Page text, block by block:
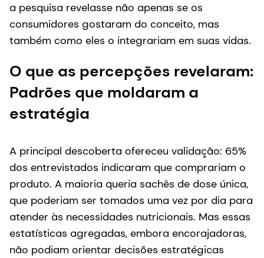
a pesquisa revelasse não apenas se os
consumidores gostaram do conceito, mas
também como eles o integrariam em suas vidas.
O que as percepções revelaram:
Padrões que moldaram a
estratégia
A principal descoberta ofereceu validação: 65%
dos entrevistados indicaram que comprariam o
produto. A maioria queria sachês de dose única,
que poderiam ser tomados uma vez por dia para
atender às necessidades nutricionais. Mas essas
estatísticas agregadas, embora encorajadoras,
não podiam orientar decisões estratégicas